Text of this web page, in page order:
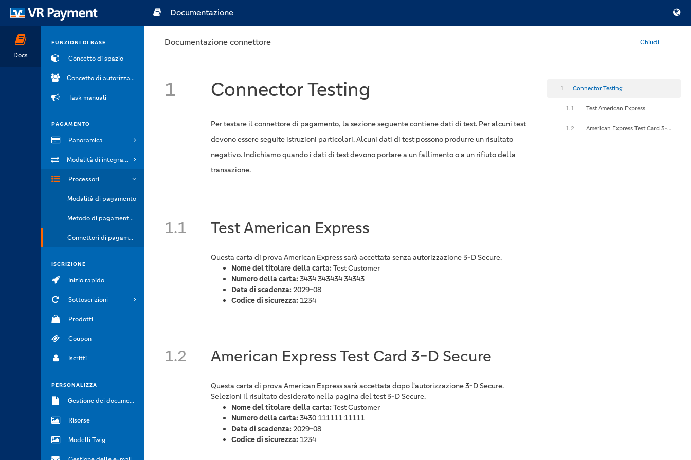
Docs
FUNZIONI DI BASE
Concetto di spazio
Concetto di autorizzazione
Task manuali
PAGAMENTO
Panoramica
Modalità di integrazione
Processori
Modalità di pagamento
Metodo di pagamento Marche
Connettori di pagamento
ISCRIZIONE
Inizio rapido
Sottoscrizioni
Prodotti
Coupon
Iscritti
PERSONALIZZA
Gestione dei documenti
Risorse
Modelli Twig
Documentazione
Documentazione connettore Chiudi
1 Connector Testing
Per testare il connettore di pagamento, la sezione seguente contiene dati di test. Per alcuni test
devono essere seguite istruzioni particolari. Alcuni dati di test possono produrre un risultato
negativo. Indichiamo quando i dati di test devono portare a un fallimento o a un rifiuto della
transazione.
1.1 Test American Express
Questa carta di prova American Express sarà accettata senza autorizzazione 3-D Secure.
Nome del titolare della carta:Test Customer
Numero della carta:3434 343434 34343
Data di scadenza:2029-08
Codice di sicurezza: 1234
1.2 American Express Test Card 3-D Secure
Questa carta di prova American Express sarà accettata dopo l'autorizzazione 3-D Secure.
Selezioni il risultato desiderato nella pagina del test 3-D Secure.
Nome del titolare della carta:Test Customer
Numero della carta:3430 111111 11111
Data di scadenza:2029-08
Codice di sicurezza: 1234
1 Connector Testing
1.1 Test American Express
1.2 American Express Test Card 3-D Secure